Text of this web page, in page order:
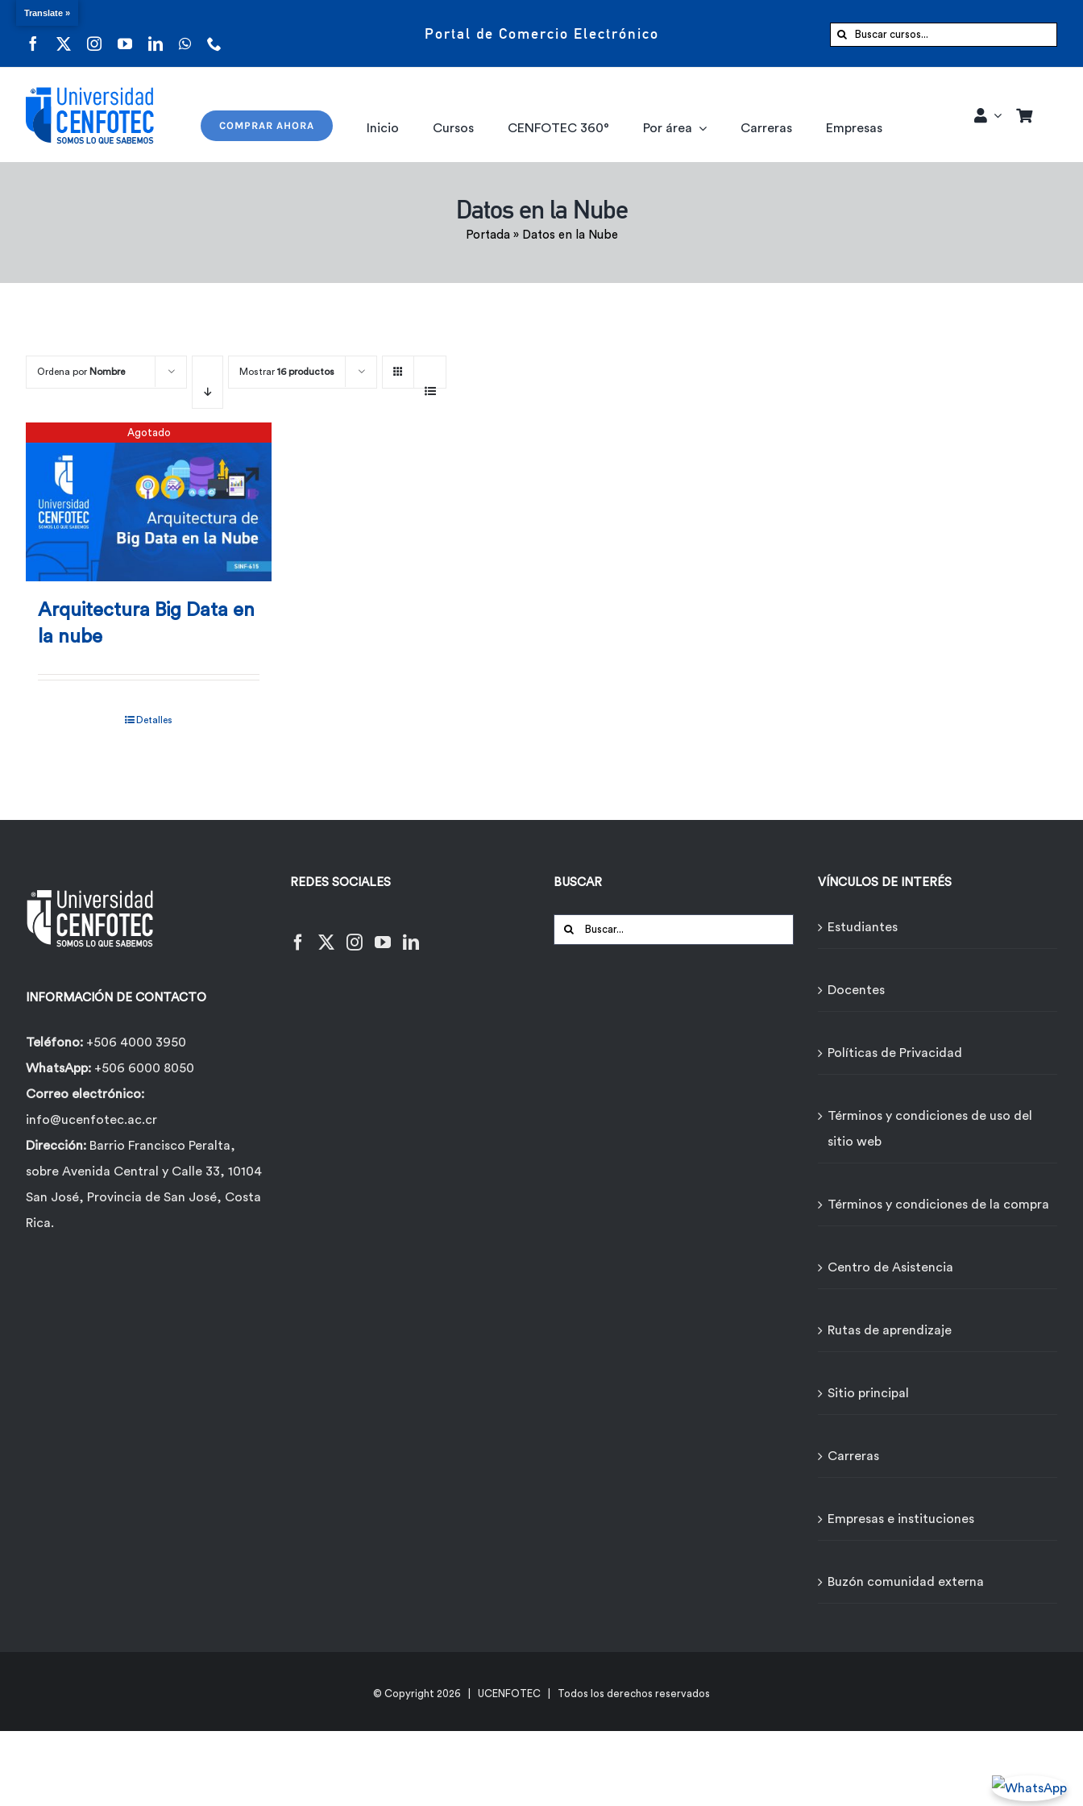
Portal de Comercio Electrónico Buscar:
COMPRAR AHORA Inicio Cursos CENFOTEC 360° Por área Carreras Empresas
Datos en la Nube
Portada» Datos en la Nube
Ordena por Nombre Mostrar 16 productos
Agotado
Arquitectura Big Data en
la nube
Detalles
INFORMACIÓN DE CONTACTO
Teléfono: +506 4000 3950
WhatsApp: +506 6000 8050
Correo electrónico:
info@ucenfotec.ac.cr
Dirección: Barrio Francisco Peralta,
sobre Avenida Central y Calle 33, 10104
San José, Provincia de San José, Costa
Rica.
REDES SOCIALES BUSCAR
Buscar:
VÍNCULOS DE INTERÉS
Estudiantes
Docentes
Políticas de Privacidad
Términos y condiciones de uso del
sitio web
Términos y condiciones de la compra
Centro de Asistencia
Rutas de aprendizaje
Sitio principal
Carreras
Empresas e instituciones
Buzón comunidad externa
© Copyright 2026 | UCENFOTEC | Todos los derechos reservados
Translate »